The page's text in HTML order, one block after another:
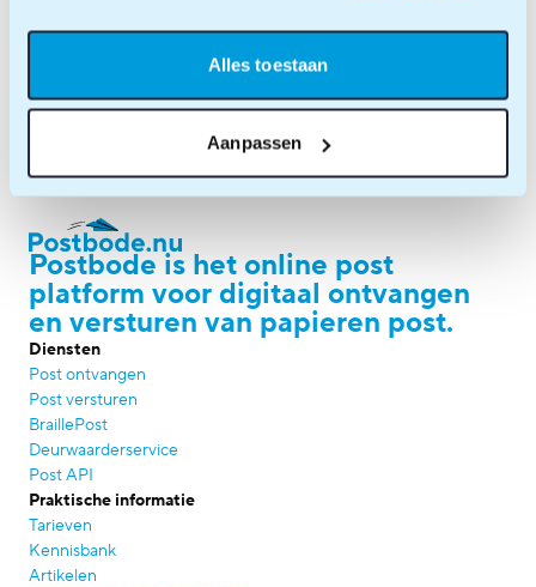
Alles toestaan
Aanpassen
Postbode is het online post
platform voor digitaal ontvangen
en versturen van papieren post.
Diensten
Post ontvangen
Post versturen
BraillePost
Deurwaarderservice
Post API
Praktische informatie
Tarieven
Kennisbank
Artikelen